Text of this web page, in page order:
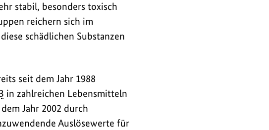
stabil, besonders toxisch
reichern sich im
schädlichen Substanzen
seit dem Jahr 1988
in zahlreichen Lebensmitteln
Jahr 2002 durch
Auslösewerte für